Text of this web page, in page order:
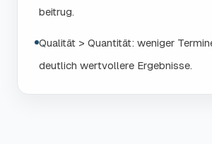
beitrug.
Qualität > Quantität: weniger
deutlich wertvollere Ergebnisse.